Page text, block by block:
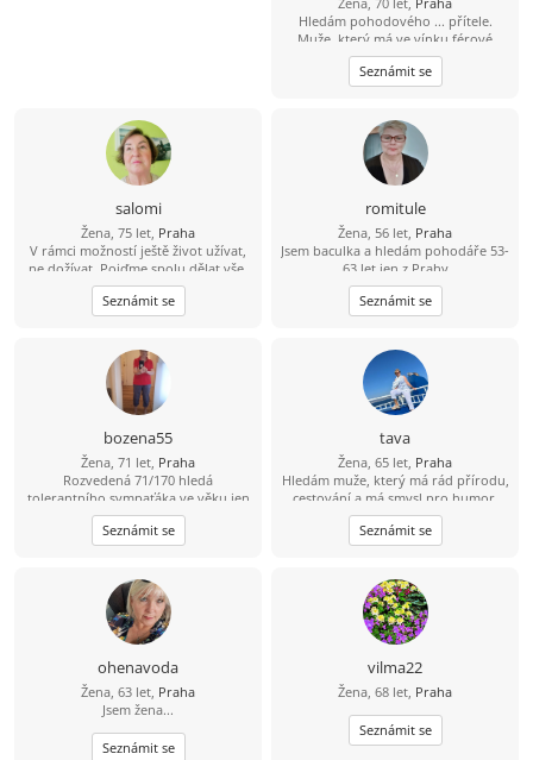
Hledám pohodového ... přítele.
Muže, který má ve vínku férové
jednání. Najdu ještě někoho pro
život...?
Seznámit se
salomi
Žena, 75 let, Praha
V rámci možností ještě život užívat,
ne dožívat. Pojďme spolu dělat vše,
na čem se vzájemně dohodneme.
Stačí jeden jediný muž, přesto není
jednoduché jej najít.
Seznámit se
romitule
Žena, 56 let, Praha
Jsem baculka a hledám pohodáře 53-
63 let jen z Prahy
Seznámit se
bozena55
Žena, 71 let, Praha
Rozvedená 71/170 hledá
tolerantního sympaťáka ve věku jen
od 69-74 let z Prahy a blízkého okolí,
abstinent a nekuřák vítán, FOTO
napoví, osobní setkání rozhodne. Na
Každý ve svém a přesto spolu.
Pomůžeme náhodě ?
Seznámit se
tava
Žena, 65 let, Praha
Hledám muže, který má rád přírodu,
cestování a má smysl pro humor.
Seznámit se
ohenavoda
Žena, 63 let, Praha
Jsem žena...
Seznámit se
vilma22
Žena, 68 let, Praha
Seznámit se